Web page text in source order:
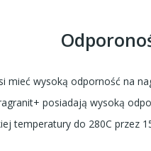
mieć wysoką odporność na
posiadają wysoką
temperatury do 280C przez